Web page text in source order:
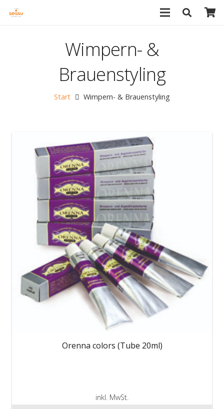
Wimpern- &
Brauenstyling
Start Wimpern- & Brauenstyling
Orenna colors (Tube 20ml)
inkl. MwSt.